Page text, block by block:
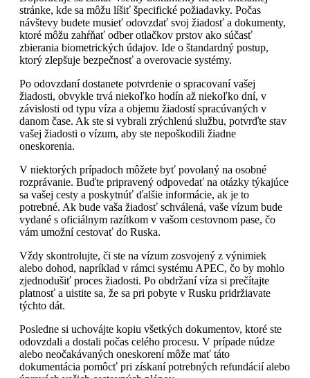
stránke, kde sa môžu líšiť špecifické požiadavky. Počas
návštevy budete musieť odovzdať svoj žiadosť a dokumenty,
ktoré môžu zahŕňať odber otlačkov prstov ako súčasť
zbierania biometrických údajov. Ide o štandardný postup,
ktorý zlepšuje bezpečnosť a overovacie systémy.
Po odovzdaní dostanete potvrdenie o spracovaní vašej
žiadosti, obvykle trvá niekoľko hodín až niekoľko dní, v
závislosti od typu víza a objemu žiadostí spracúvaných v
danom čase. Ak ste si vybrali zrýchlenú službu, potvrďte stav
vašej žiadosti o vízum, aby ste nepoškodili žiadne
oneskorenia.
V niektorých prípadoch môžete byť povolaný na osobné
rozprávanie. Buďte pripravený odpovedať na otázky týkajúce
sa vašej cesty a poskytnúť ďalšie informácie, ak je to
potrebné. Ak bude vaša žiadosť schválená, vaše vízum bude
vydané s oficiálnym razítkom v vašom cestovnom pase, čo
vám umožní cestovať do Ruska.
Vždy skontrolujte, či ste na vízum zosvojený z výnimiek
alebo dohod, napríklad v rámci systému APEC, čo by mohlo
zjednodušiť proces žiadosti. Po obdržaní víza si prečítajte
platnosť a uistite sa, že sa pri pobyte v Rusku pridržiavate
týchto dát.
Posledne si uchovájte kopiu všetkých dokumentov, ktoré ste
odovzdali a dostali počas celého procesu. V prípade núdze
alebo neočakávaných oneskorení môže mať táto
dokumentácia pomôcť pri získaní potrebných refundácií alebo